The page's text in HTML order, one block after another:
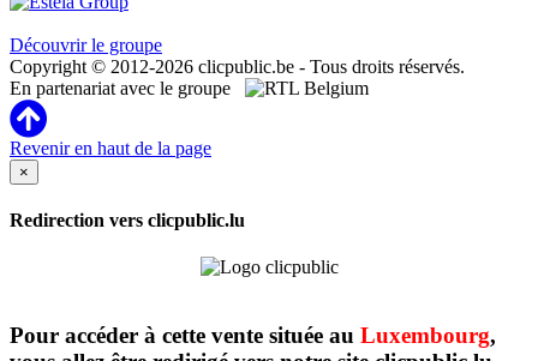
Découvrir le groupe
Copyright © 2012-2026 clicpublic.be - Tous droits réservés.
En partenariat avec le groupe
Revenir en haut de la page
×
Redirection vers clicpublic.lu
Pour accéder à cette vente située au Luxembourg,